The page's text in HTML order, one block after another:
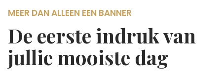
MEER DAN ALLEEN EEN BANNER
De eerste indruk van
jullie mooiste dag